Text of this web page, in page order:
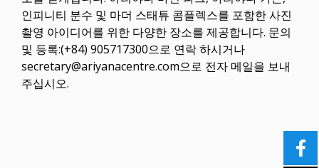
인피니티 분수 및 마더 스태튜 콤플렉스를 포함한 사진
촬영 아이디어를 위한 다양한 장소를 제공합니다. 문의
및 등록:(+84) 905717300으로 연락 하시거나
secretary@ariyanacentre.com으로 전자 메일을 보내
주십시오.